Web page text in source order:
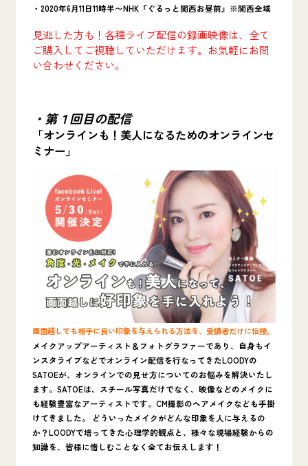
・2020年6月11日11時半〜NHK『ぐるっと関西お昼前』※関西全域
見逃した方も！各種ライブ配信の録画映像は、全て
ご購入してご視聴していただけます。お気軽にお問
い合わせください。
・第１回目の配信
「オンラインも！美人になるためのオンラインセ
ミナー」
画面越しでも相手に良い印象を与えられる方法を、受講者だけに伝授。
メイクアップアーティスト＆フォトグラファーであり、自身もイ
ンスタライブなどでオンライン配信を行なってきたLOODYの
SATOEが、オンラインでの見せ方についてのお悩みを解決いたし
ます。SATOEは、スチール写真だけでなく、映像などのメイクに
も経験豊富なアーティストです。CM撮影のヘアメイクなども手掛
けてきました。 どういったメイクがどんな印象を人に与えるの
か？LOODYで培ってきた心理学的観点と、様々な現場経験からの
知識を、皆様に惜しむことなく全てお伝えします！